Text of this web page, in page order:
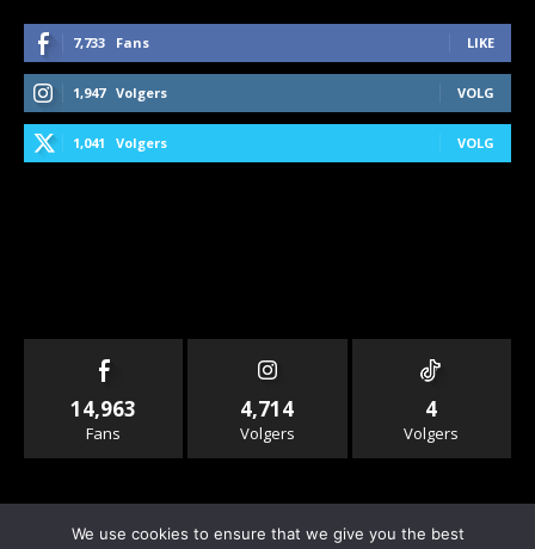
7,733 Fans LIKE
1,947 Volgers VOLG
1,041 Volgers VOLG
14,963
Fans
4,714
Volgers
4
Volgers
We use cookies to ensure that we give you the best